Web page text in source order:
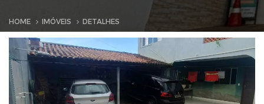
HOME IMÓVEIS DETALHES